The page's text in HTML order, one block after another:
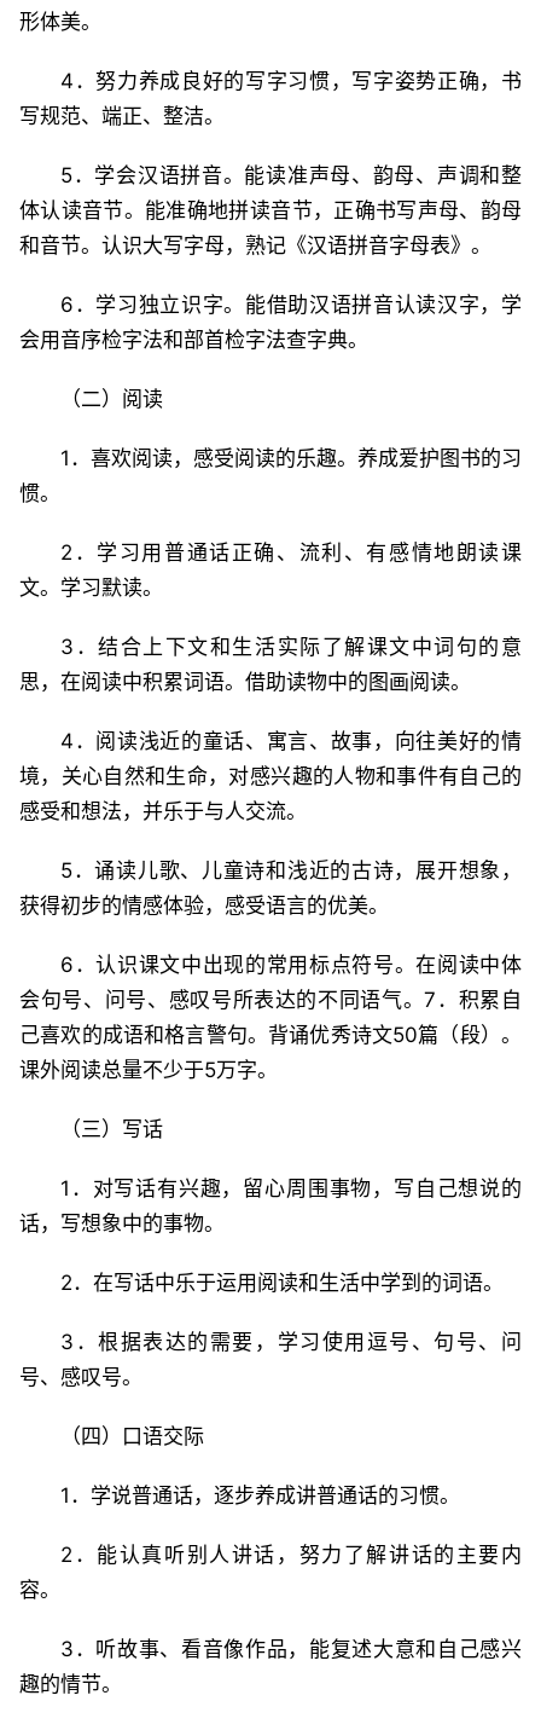
形体美。
4．努力养成良好的写字习惯，写字姿势正确，书
写规范、端正、整洁。
5．学会汉语拼音。能读准声母、韵母、声调和整
体认读音节。能准确地拼读音节，正确书写声母、韵母
和音节。认识大写字母，熟记《汉语拼音字母表》。
6．学习独立识字。能借助汉语拼音认读汉字，学
会用音序检字法和部首检字法查字典。
（二）阅读
1．喜欢阅读，感受阅读的乐趣。养成爱护图书的习
惯。
2．学习用普通话正确、流利、有感情地朗读课
文。学习默读。
3．结合上下文和生活实际了解课文中词句的意
思，在阅读中积累词语。借助读物中的图画阅读。
4．阅读浅近的童话、寓言、故事，向往美好的情
境，关心自然和生命，对感兴趣的人物和事件有自己的
感受和想法，并乐于与人交流。
5．诵读儿歌、儿童诗和浅近的古诗，展开想象，
获得初步的情感体验，感受语言的优美。
6．认识课文中出现的常用标点符号。在阅读中体
会句号、问号、感叹号所表达的不同语气。7．积累自
己喜欢的成语和格言警句。背诵优秀诗文50篇（段）。
课外阅读总量不少于5万字。
（三）写话
1．对写话有兴趣，留心周围事物，写自己想说的
话，写想象中的事物。
2．在写话中乐于运用阅读和生活中学到的词语。
3．根据表达的需要，学习使用逗号、句号、问
号、感叹号。
（四）口语交际
1．学说普通话，逐步养成讲普通话的习惯。
2．能认真听别人讲话，努力了解讲话的主要内
容。
3．听故事、看音像作品，能复述大意和自己感兴
趣的情节。